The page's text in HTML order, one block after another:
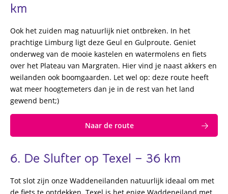
km
Ook het zuiden mag natuurlijk niet ontbreken. In het
prachtige Limburg ligt deze Geul en Gulproute. Geniet
onderweg van de mooie kastelen en watermolens en fiets
over het Plateau van Margraten. Hier vind je naast akkers en
weilanden ook boomgaarden. Let wel op: deze route heeft
wat meer hoogtemeters dan je in de rest van het land
gewend bent;)
Naar de route
6. De Slufter op Texel – 36 km
Tot slot zijn onze Waddeneilanden natuurlijk ideaal om met